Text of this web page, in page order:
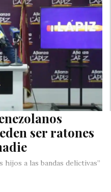
ser ratones
a las bandas delictivas”